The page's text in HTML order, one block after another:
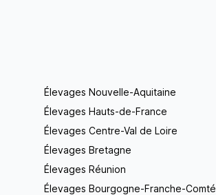
Élevages Nouvelle-Aquitaine
Élevages Hauts-de-France
Élevages Centre-Val de Loire
Élevages Bretagne
Élevages Réunion
Élevages Bourgogne-Franche-Comté